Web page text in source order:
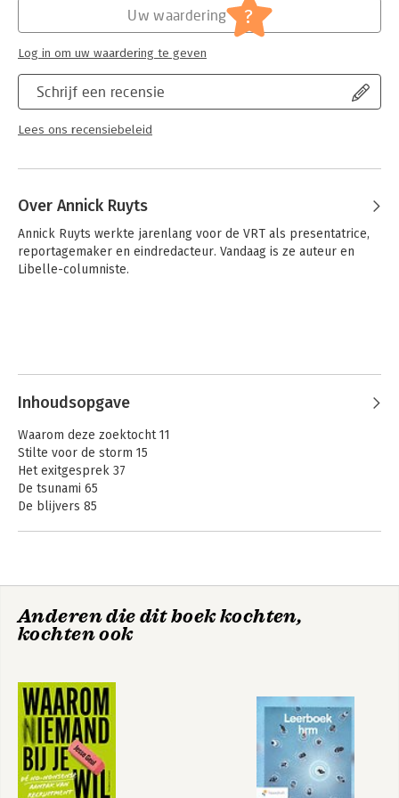
Schrijf een recensie
Lees ons recensiebeleid
Uw waardering ?
Log in om uw waardering te geven
Over Annick Ruyts
Annick Ruyts werkte jarenlang voor de VRT als presentatrice,
reportagemaker en eindredacteur. Vandaag is ze auteur en
Libelle-columniste.
Inhoudsopgave
Waarom deze zoektocht 11
Stilte voor de storm 15
Het exitgesprek 37
De tsunami 65
De blijvers 85
Slotwoord 193
Anderen die dit boek kochten,
kochten ook